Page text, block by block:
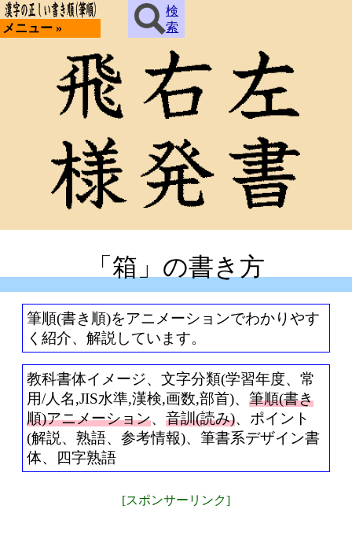
メニュー »
検
索
「箱」の書き方
筆順(書き順)をアニメーションでわかりやす
く紹介、解説しています。
教科書体イメージ、文字分類(学習年度、常
用/人名,JIS水準,漢検,画数,部首)、 筆順(書き
順)アニメーション、 音訓(読み)、ポイント
(解説、熟語、参考情報)、筆書系デザイン書
体、四字熟語
[スポンサーリンク]